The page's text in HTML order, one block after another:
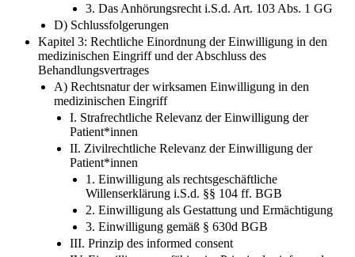
3. Das Anhörungsrecht i.S.d. Art. 103 Abs. 1 GG
D) Schlussfolgerungen
Kapitel 3: Rechtliche Einordnung der Einwilligung in den
medizinischen Eingriff und der Abschluss des
Behandlungsvertrages
A) Rechtsnatur der wirksamen Einwilligung in den
medizinischen Eingriff
I. Strafrechtliche Relevanz der Einwilligung der
Patient*innen
II. Zivilrechtliche Relevanz der Einwilligung der
Patient*innen
1. Einwilligung als rechtsgeschäftliche
Willenserklärung i.S.d. §§ 104 ff. BGB
2. Einwilligung als Gestattung und Ermächtigung
3. Einwilligung gemäß § 630d BGB
III. Prinzip des informed consent